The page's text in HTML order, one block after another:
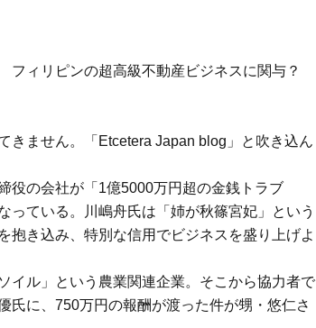
フィリピンの超高級不動産ビジネスに関与？
きません。「Etcetera Japan blog」と吹き込ん
役の会社が「1億5000万円超の金銭トラブ
ている。川嶋舟氏は「姉が秋篠宮妃」という
抱き込み、特別な信用でビジネスを盛り上げよ
イル」という農業関連企業。そこから協力者で
氏に、750万円の報酬が渡った件が甥・悠仁さ